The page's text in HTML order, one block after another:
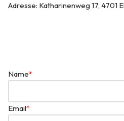
Adresse: Katharinenweg 17, 4701
Name*
Email*